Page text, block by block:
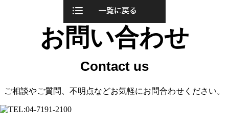
お問い合わせ
ご相談やご質問、不明点などお気軽にお問合わせください。